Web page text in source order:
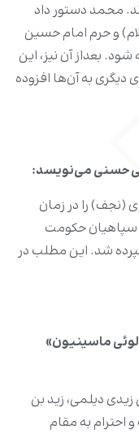
محمد دستور داد
و حرم امام حسین
بعداز آن نیز، این
به آن‌ها افزوده
حسنی می‌نویسد:
را در زمان
سپاهیان حکومت
شد. این مطلب در
ماسینیون»
داعی زیدی دیلمی، زید بن
و احترام به مقام